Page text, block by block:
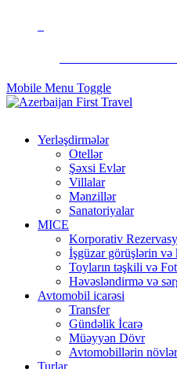
Mobile Menu Toggle
Yerləşdirmələr
Otellər
Şəxsi Evlər
Villalar
Mənzillər
Sanatoriyalar
MICE
Korporativ
İşgüzar görüşlərin və
Toyların təşkili və
Həvəsləndirmə və
Avtomobil icarəsi
Transfer
Gündəlik İcarə
Müəyyən Dövr
Avtomobillərin
Turlar